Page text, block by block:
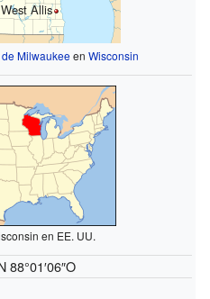
West Allis
MilwaukeeenWisconsin
en EE. UU.
88°01′06″O